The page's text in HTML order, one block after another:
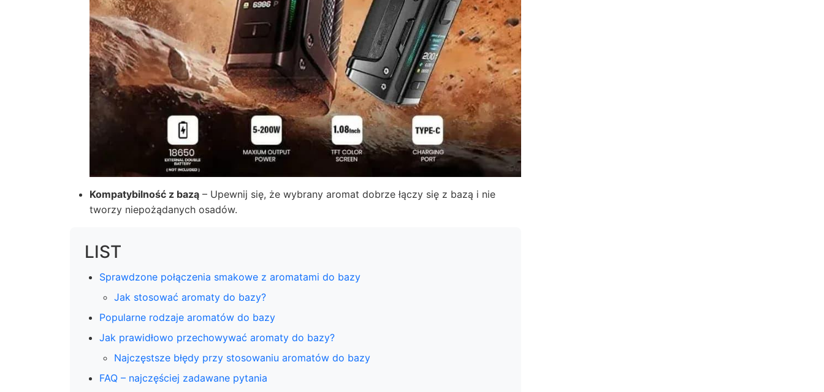
Kompatybilność z bazą – Upewnij się, że wybrany aromat dobrze łączy się z bazą i nie
tworzy niepożądanych osadów.
LIST
Sprawdzone połączenia smakowe z aromatami do bazy
Jak stosować aromaty do bazy?
Popularne rodzaje aromatów do bazy
Jak prawidłowo przechowywać aromaty do bazy?
Najczęstsze błędy przy stosowaniu aromatów do bazy
FAQ – najczęściej zadawane pytania